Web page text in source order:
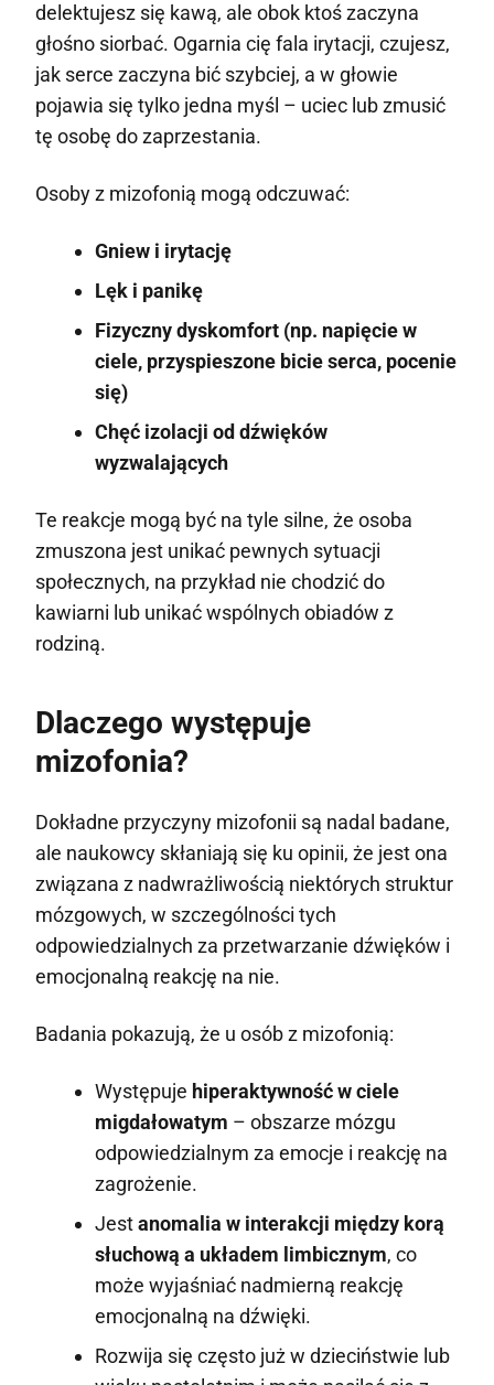
delektujesz się kawą, ale obok ktoś zaczyna
głośno siorbać. Ogarnia cię fala irytacji, czujesz,
jak serce zaczyna bić szybciej, a w głowie
pojawia się tylko jedna myśl – uciec lub zmusić
tę osobę do zaprzestania.
Osoby z mizofonią mogą odczuwać:
Gniew i irytację
Lęk i panikę
Fizyczny dyskomfort (np. napięcie w
ciele, przyspieszone bicie serca, pocenie
się)
Chęć izolacji od dźwięków
wyzwalających
Te reakcje mogą być na tyle silne, że osoba
zmuszona jest unikać pewnych sytuacji
społecznych, na przykład nie chodzić do
kawiarni lub unikać wspólnych obiadów z
rodziną.
Dlaczego występuje
mizofonia?
Dokładne przyczyny mizofonii są nadal badane,
ale naukowcy skłaniają się ku opinii, że jest ona
związana z nadwrażliwością niektórych struktur
mózgowych, w szczególności tych
odpowiedzialnych za przetwarzanie dźwięków i
emocjonalną reakcję na nie.
Badania pokazują, że u osób z mizofonią:
Występuje hiperaktywność w ciele
migdałowatym – obszarze mózgu
odpowiedzialnym za emocje i reakcję na
zagrożenie.
Jestanomalia w interakcji między korą
słuchową a układem limbicznym, co
może wyjaśniać nadmierną reakcję
emocjonalną na dźwięki.
Rozwija się często już w dzieciństwie lub